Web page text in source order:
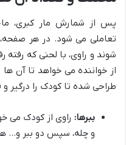
پس از شمارش مار کبری،
تعاملی می شود. در هر
شوند و راوی، با لحنی که
از خواننده می خواهد تا آن ها
طراحی شده تا کودک را درگیر و
ببرها: راوی از کودک می
و چله، سپس دو ببر و…